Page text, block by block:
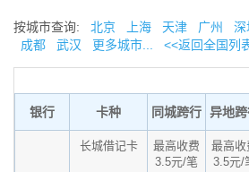
按城市查询: 北京 上海 天津 广州 深
成都
武汉 更多城市... <<返回全国列
银行 卡种 同城跨行 异地
长城借记卡
最高收费
3.5元/笔
最高收
3.5元/